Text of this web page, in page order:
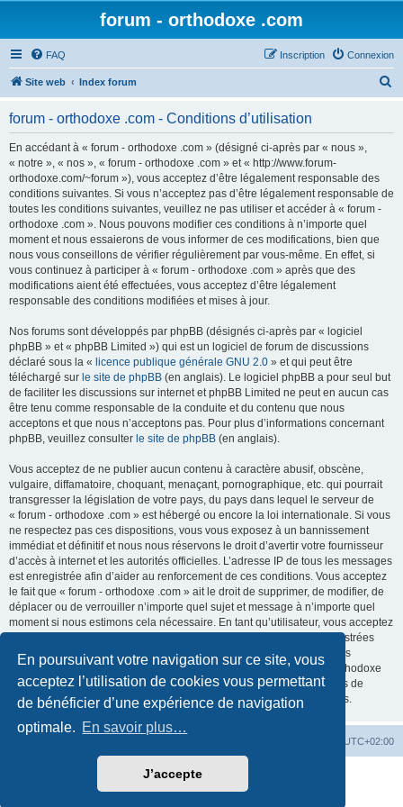
En poursuivant votre navigation sur ce site, vous
acceptez l’utilisation de cookies vous permettant
de bénéficier d’une expérience de navigation
optimale. En savoir plus…
J’accepte
forum - orthodoxe .com
FAQ Connexion
Inscription
Site web Index forum
forum - orthodoxe .com - Conditions d’utilisation
En accédant à « forum - orthodoxe .com » (désigné ci-après par « nous »,
« notre », « nos », « forum - orthodoxe .com » et « http://www.forum-
orthodoxe.com/~forum »), vous acceptez d’être légalement responsable des
conditions suivantes. Si vous n’acceptez pas d’être légalement responsable de
toutes les conditions suivantes, veuillez ne pas utiliser et accéder à « forum -
orthodoxe .com ». Nous pouvons modifier ces conditions à n’importe quel
moment et nous essaierons de vous informer de ces modifications, bien que
nous vous conseillons de vérifier régulièrement par vous-même. En effet, si
vous continuez à participer à « forum - orthodoxe .com » après que des
modifications aient été effectuées, vous acceptez d’être légalement
responsable des conditions modifiées et mises à jour.
Nos forums sont développés par phpBB (désignés ci-après par « logiciel
phpBB » et « phpBB Limited ») qui est un logiciel de forum de discussions
déclaré sous la « licence publique générale GNU 2.0 » et qui peut être
téléchargé sur le site de phpBB (en anglais). Le logiciel phpBB a pour seul but
de faciliter les discussions sur internet et phpBB Limited ne peut en aucun cas
être tenu comme responsable de la conduite et du contenu que nous
acceptons et que nous n’acceptons pas. Pour plus d’informations concernant
phpBB, veuillez consulter le site de phpBB (en anglais).
Vous acceptez de ne publier aucun contenu à caractère abusif, obscène,
vulgaire, diffamatoire, choquant, menaçant, pornographique, etc. qui pourrait
transgresser la législation de votre pays, du pays dans lequel le serveur de
« forum - orthodoxe .com » est hébergé ou encore la loi internationale. Si vous
ne respectez pas ces dispositions, vous vous exposez à un bannissement
immédiat et définitif et nous nous réservons le droit d’avertir votre fournisseur
d’accès à internet et les autorités officielles. L’adresse IP de tous les messages
est enregistrée afin d’aider au renforcement de ces conditions. Vous acceptez
le fait que « forum - orthodoxe .com » ait le droit de supprimer, de modifier, de
déplacer ou de verrouiller n’importe quel sujet et message à n’importe quel
moment si nous estimons cela nécessaire. En tant qu’utilisateur, vous acceptez
que toutes les informations que vous avez renseignées soient enregistrées
dans notre base de données. Bien que ces informations ne seront pas
diffusées à une tierce partie sans votre consentement, ni « forum - orthodoxe
.com », ni phpBB, ne pourront être tenus comme responsables en cas de
tentative de piratage informatique visant à compromettre vos données.
UTC+02:00
phpBB® Forum Software © phpBB Limited
©